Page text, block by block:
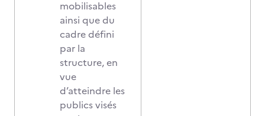
mobilisables
ainsi que du
cadre défini
par la
structure, en
vue
d’atteindre les
publics visés